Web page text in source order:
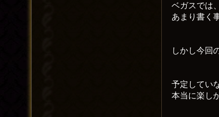
ベガスでは
あまり書く
しかし今回
予定してい
本当に楽し